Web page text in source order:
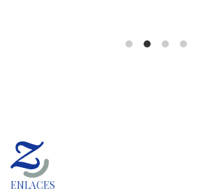
ENLACES